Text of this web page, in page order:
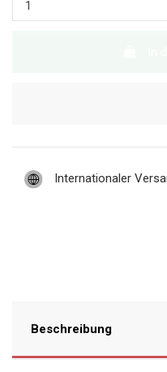
Internationaler
Beschreibung